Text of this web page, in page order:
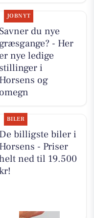
JOBNYT
Savner du nye
- Her
er nye ledige
stillinger i
Horsens og
omegn
BILER
De billigste biler i
Horsens - Priser
ned til 19.500